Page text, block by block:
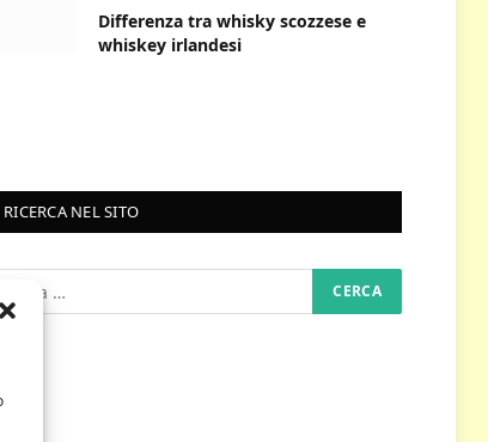
Differenza tra whisky scozzese e
whiskey irlandesi
RICERCA NEL SITO